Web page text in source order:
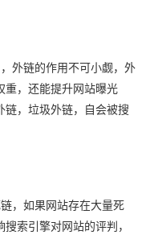
外链的作用不可小觑，外
重，还能提升网站曝光
链，垃圾外链，自会被搜
，如果网站存在大量死
索引擎对网站的评判，